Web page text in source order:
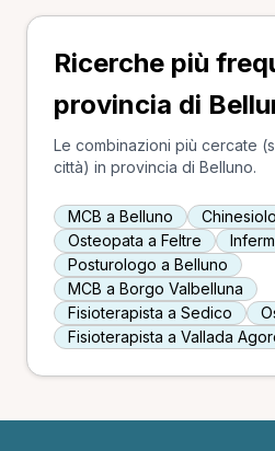
Ricerche più
provincia di
Le combinazioni più cercate
città) in provincia di Belluno.
MCB a Belluno
Osteopata a Feltre
Posturologo a Belluno
MCB a Borgo Valbelluna
Fisioterapista a Sedico
Fisioterapista a Vallada